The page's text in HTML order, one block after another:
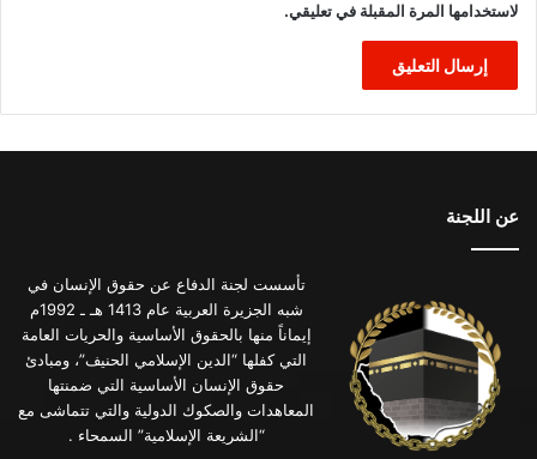
لاستخدامها المرة المقبلة في تعليقي.
عن اللجنة
تأسست لجنة الدفاع عن حقوق الإنسان في
شبه الجزيرة العربية عام 1413 هـ ـ 1992م
إيماناً منها بالحقوق الأساسية والحريات العامة
التي كفلها “الدين الإسلامي الحنيف”، ومبادئ
حقوق الإنسان الأساسية التي ضمنتها
المعاهدات والصكوك الدولية والتي تتماشى مع
“الشريعة الإسلامية” السمحاء .